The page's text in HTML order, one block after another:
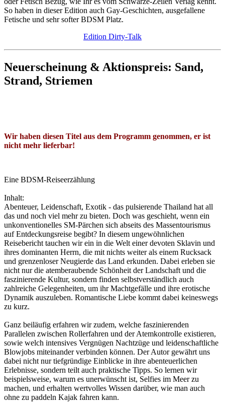
So haben in dieser Edition auch Gay-Geschichten, ausgefallene
Fetische und sehr softer BDSM Platz.
Edition Dirty-Talk
Neuerscheinung & Aktionspreis: Sand,
Strand, Striemen
Wir haben diesen Titel aus dem Programm genommen, er ist
nicht mehr lieferbar!
Eine BDSM-Reiseerzählung
Inhalt:
Abenteuer, Leidenschaft, Exotik - das pulsierende Thailand hat all
das und noch viel mehr zu bieten. Doch was geschieht, wenn ein
unkonventionelles SM-Pärchen sich abseits des Massentourismus
auf Entdeckungsreise begibt? In diesem ungewöhnlichen
Reisebericht tauchen wir ein in die Welt einer devoten Sklavin und
ihres dominanten Herrn, die mit nichts weiter als einem Rucksack
und grenzenloser Neugierde das Land erkunden. Dabei erleben sie
nicht nur die atemberaubende Schönheit der Landschaft und die
faszinierende Kultur, sondern finden selbstverständlich auch
zahlreiche Gelegenheiten, um ihr Machtgefälle und ihre erotische
Dynamik auszuleben. Romantische Liebe kommt dabei keineswegs
zu kurz.
Ganz beiläufig erfahren wir zudem, welche faszinierenden
Parallelen zwischen Rollerfahren und der Atemkontrolle existieren,
sowie welch intensives Vergnügen Nachtzüge und leidenschaftliche
Blowjobs miteinander verbinden können. Der Autor gewährt uns
dabei nicht nur tiefgründige Einblicke in ihre abenteuerlichen
Erlebnisse, sondern teilt auch praktische Tipps. So lernen wir
beispielsweise, warum es unerwünscht ist, Selfies im Meer zu
machen, und erhalten wertvolles Wissen darüber, wie man auch
ohne zu paddeln Kajak fahren kann.